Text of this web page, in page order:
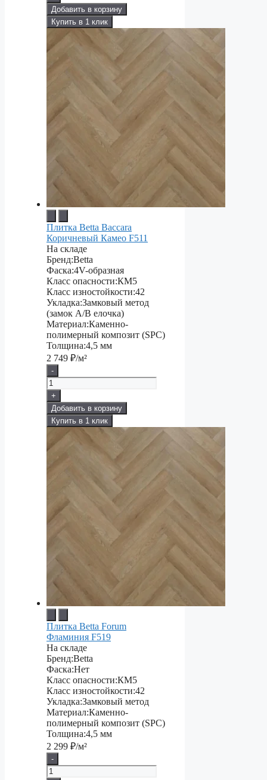
Добавить в корзину
Купить в 1 клик
Плитка Betta Baccara
Коричневый Камео F511
На складе
Бренд:Betta
Фаска:4V-образная
Класс опасности:КМ5
Класс изностойкости:42
Укладка:Замковый метод
(замок A/B елочка)
Материал:Каменно-
полимерный композит (SPC)
Толщина:4,5 мм
2 749 ₽/м²
-
+
Добавить в корзину
Купить в 1 клик
Плитка Betta Forum
Фламиния F519
На складе
Бренд:Betta
Фаска:Нет
Класс опасности:КМ5
Класс изностойкости:42
Укладка:Замковый метод
Материал:Каменно-
полимерный композит (SPC)
Толщина:4,5 мм
2 299 ₽/м²
-